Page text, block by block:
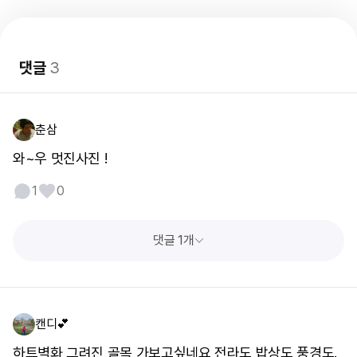
댓글3
춘삼
와~우 멋진사진 !
1 0
댓글 1개
캔디💕
하트벽화 그려진 골목 가보고싶네요 전라도 밥상도,풍경도.